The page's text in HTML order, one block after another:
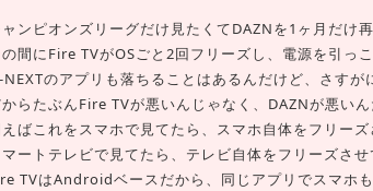
ンピオンズリーグだけ見たくてDAZNを1ヶ月だけ
間にFire TVがOSごと2回フリーズし、電源を引っこ
NEXTのアプリも落ちることはあるんだけど、さすが
らたぶんFire TVが悪いんじゃなく、DAZNが悪いん
ばこれをスマホで見てたら、スマホ自体をフリー
ートテレビで見てたら、テレビ自体をフリーズさ
TVはAndroidベースだから、同じアプリでスマホも